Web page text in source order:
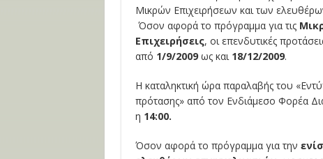
Μικρών Επιχειρήσεων και των
Όσον αφορά το πρόγραμμα για τις
Επιχειρήσεις, οι επενδυτικές
από 1/9/2009ως και 18/12/2009.
Η καταληκτική ώρα παραλαβής του
πρότασης» από τον Ενδιάμεσο Φορέα
η 14:00.
Όσον αφορά το πρόγραμμα για την